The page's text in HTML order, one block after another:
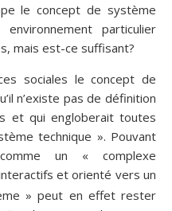
le concept de système
particulier
mais est-ce suffisant?
sociales le concept de
n’existe pas de définition
et qui engloberait toutes
technique ». Pouvant
un « complexe
et orienté vers un
» peut en effet rester